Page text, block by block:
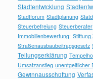
Stadtentwicklung
Stadtforum Stadtplanung
Steuerbefreiung Steuerberater
Immobilienbewertung; Stiftung
Straßenausbaubeitragsgesetz
Teilungserklärung
Umsatzanstieg unentgeltlicher
Gewinnausschüttung